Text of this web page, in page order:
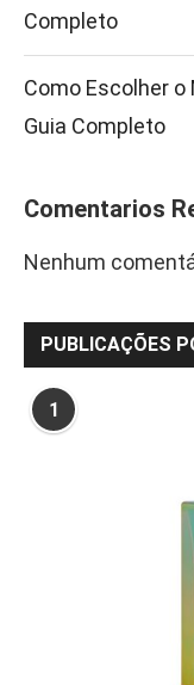
Completo
Como Escolher o
Guia Completo
Comentarios
Nenhum
PUBLICAÇÕES
1